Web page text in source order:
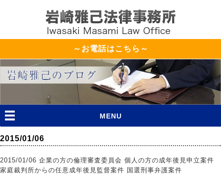
～お電話はこちら～
MENU
2015/01/06
2015/01/06 企業の方の倫理審査委員会 個人の方の成年後見申立案件
家庭裁判所からの任意成年後見監督案件 国選刑事弁護案件